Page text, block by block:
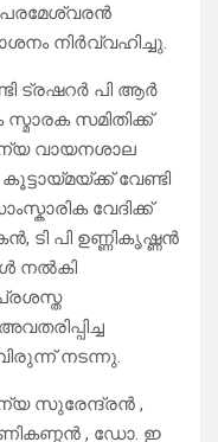
നിർവ്വഹിച്ചു.
ട്രഷറർ പി ആർ
സമിതിക്ക്
വായനശാല
വേണ്ടി
വേദിക്ക്
ടി പി ഉണ്ണികൃഷ്ണൻ
നൽകി
നടന്നു.
സുരേന്ദ്രൻ ,
, ഡോ. ഇ